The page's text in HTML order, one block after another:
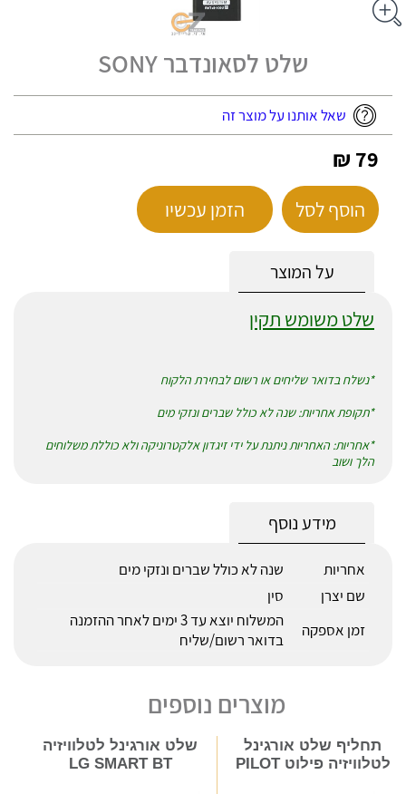
שלט לסאונדבר SONY
שאל אותנו על מוצר זה
79 ₪
הוסף לסל הזמן עכשיו
על המוצר
שלט משומש תקין
*נשלח בדואר שליחים או רשום לבחירת הלקוח
*תקופת אחריות: שנה לא כולל שברים ונזקי מים
*אחריות: האחריות ניתנת על ידי זיגדון אלקטרוניקה ולא כוללת משלוחים
הלך ושוב
מידע נוסף
אחריות
שנה לא כולל שברים ונזקי מים
שם יצרן
סין
זמן אספקה
המשלוח יוצא עד 3 ימים לאחר ההזמנה
בדואר רשום/שליח
מוצרים נוספים
תחליף שלט אורגינל
לטלוויזיה פילוט PILOT
שלט אורגינל לטלוויזיה
LG SMART BT